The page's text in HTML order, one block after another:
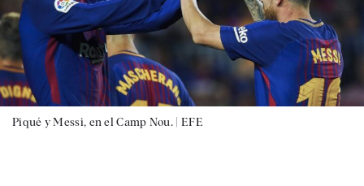
Piqué y Messi, en el Camp Nou. | EFE